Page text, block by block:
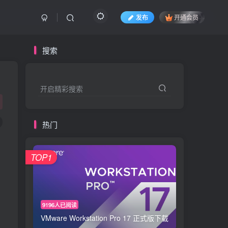
发布 开通会员
搜索
开启精彩搜索
热门
9196人已阅读
VMware Workstation Pro 17 正式版下载
TOP1